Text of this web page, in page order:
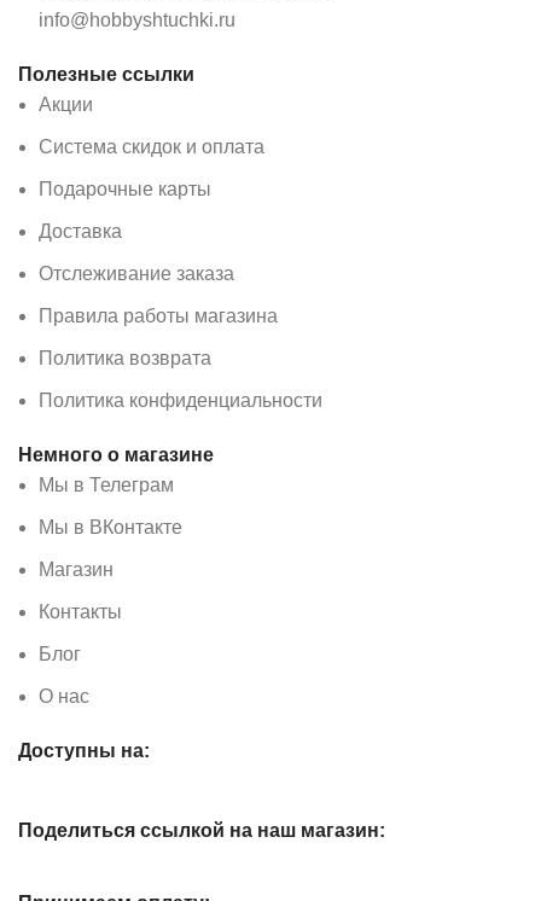
info@hobbyshtuchki.ru
Полезные ссылки
Акции
Система скидок и оплата
Подарочные карты
Доставка
Отслеживание заказа
Правила работы магазина
Политика возврата
Политика конфиденциальности
Немного о магазине
Мы в Телеграм
Мы в ВКонтакте
Магазин
Контакты
Блог
О нас
Доступны на:
Поделиться ссылкой на наш магазин: